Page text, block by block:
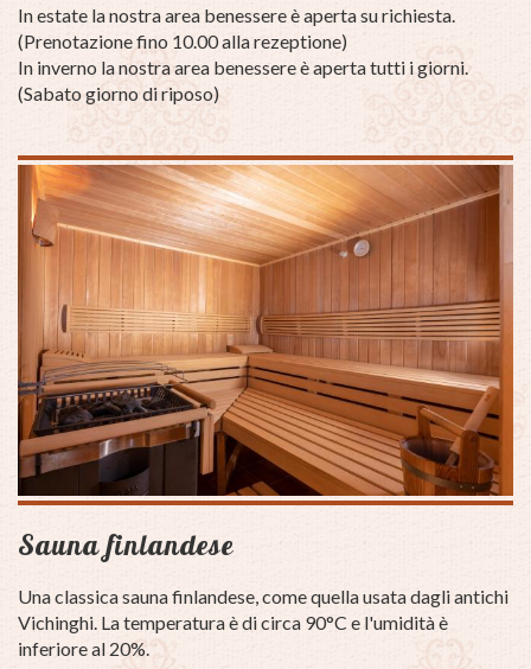
In estate la nostra area benessere è aperta su richiesta.
(Prenotazione fino 10.00 alla rezeptione)
In inverno la nostra area benessere è aperta tutti i giorni.
(Sabato giorno di riposo)
Sauna finlandese
Una classica sauna finlandese, come quella usata dagli antichi
Vichinghi. La temperatura è di circa 90°C e l'umidità è
inferiore al 20%.